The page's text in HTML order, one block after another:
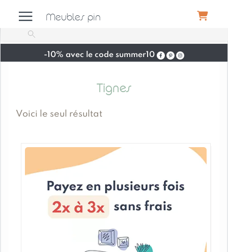
Meubles pin
Meubles
Luminaires
Literie
-10% avec le code summer10
Tignes
Voici le seul résultat